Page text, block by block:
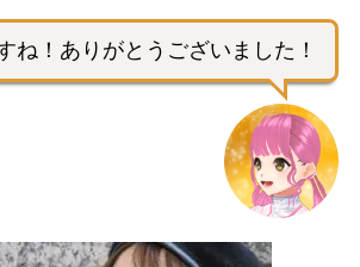
ね！ありがとうございました！